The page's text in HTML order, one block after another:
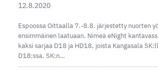
12.8.2020
Espoossa Oittaalla 7.-8.8. järjestetty nuorten
ensimmäinen laatuaan. Nimeä eNight
kaksi sarjaa D18 ja HD18, joista Kangasala
D18:ssa. SK:n…